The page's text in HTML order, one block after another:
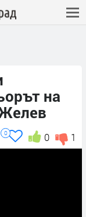
на
1
0
0